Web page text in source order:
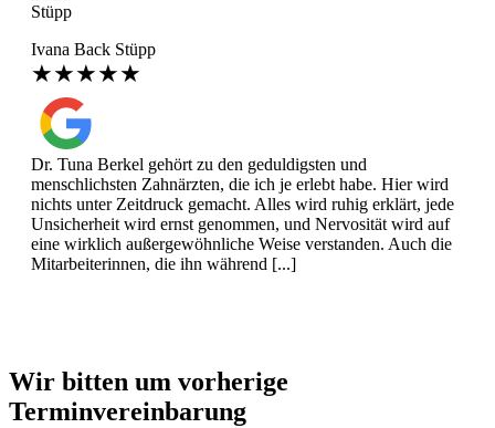
Ivana Back Stüpp
★★★★★
Dr. Tuna Berkel gehört zu den geduldigsten und
menschlichsten Zahnärzten, die ich je erlebt habe. Hier wird
nichts unter Zeitdruck gemacht. Alles wird ruhig erklärt, jede
Unsicherheit wird ernst genommen, und Nervosität wird auf
eine wirklich außergewöhnliche Weise verstanden. Auch die
Mitarbeiterinnen, die ihn während [...]
Wir bitten um vorherige
Terminvereinbarung